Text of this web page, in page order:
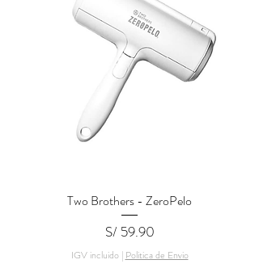
Two Brothers - ZeroPelo
Precio
S/ 59.90
IGV incluido| Politica de Envio